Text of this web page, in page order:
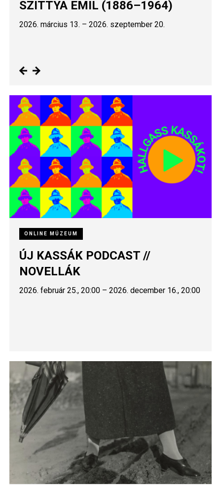
kiállítás
2026. március 13. – 2026. szeptember 20.
SZITTYA EMIL (1886–1964)
2026. március 13. – 2026. szeptember 20.
Image
ONLINE MÚZEUM
ÚJ KASSÁK PODCAST //
NOVELLÁK
2026. február 25., 20:00 – 2026. december 16., 20:00
Image
Image
Image
Image